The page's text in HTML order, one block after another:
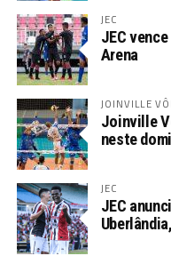
JEC
JEC
Arena
JOINVILLE
Joinville
neste
JEC
JEC